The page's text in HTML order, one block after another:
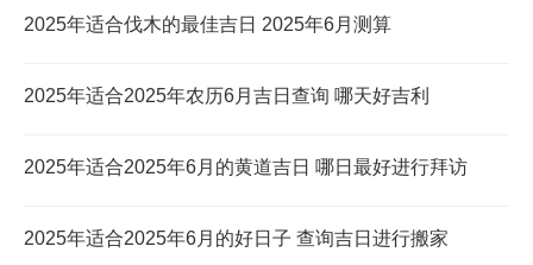
2025年适合伐木的最佳吉日 2025年6月测算
2025年适合2025年农历6月吉日查询 哪天好吉利
2025年适合2025年6月的黄道吉日 哪日最好进行拜访
2025年适合2025年6月的好日子 查询吉日进行搬家